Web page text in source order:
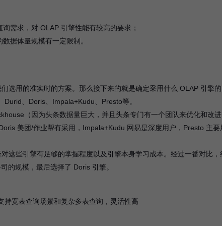
需求，对 OLAP 引擎性能有较高的要求；
据体量规模有一定限制。
选用的准实时的方案。那么接下来的就是确定采用什么 OLAP 引擎
、Doris、Impala+Kudu、Presto等。
（因为头条数据量巨大，并且头条专门有一个团队来优化和改进
美团/作业帮有采用，Impala+Kudu 网易是深度用户，Presto 主要
这些引擎有足够的掌握程度以及引擎本身学习成本。经过一番对比，
的规模，最后选择了 Doris 引擎。
宽表查询场景和复杂多表查询，灵活性高